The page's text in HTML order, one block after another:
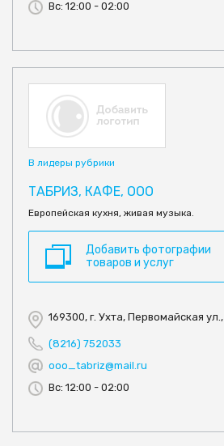
Вс: 12:00 - 02:00
В лидеры рубрики
ТАБРИЗ, КАФЕ, ООО
Европейская кухня, живая музыка.
Добавить фотографии
товаров и услуг
169300, г. Ухта, Первомайская
(8216) 752033
ooo_tabriz@mail.ru
Вс: 12:00 - 02:00